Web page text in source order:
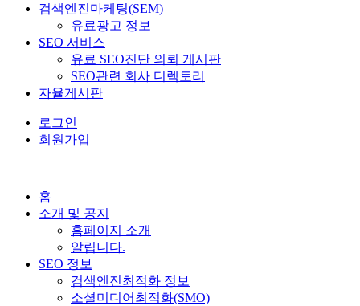
검색엔진마케팅(SEM)
유료광고 정보
SEO 서비스
유료 SEO진단 의뢰 게시판
SEO관련 회사 디렉토리
자율게시판
로그인
회원가입
홈
소개 및 공지
홈페이지 소개
알립니다.
SEO 정보
검색엔진최적화 정보
소셜미디어최적화(SMO)